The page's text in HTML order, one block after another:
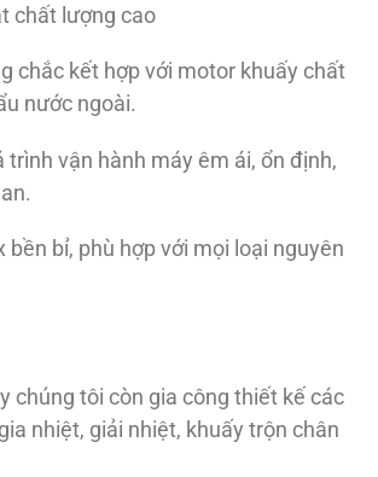
chất lượng cao
chắc kết hợp với motor khuấy chất
nước ngoài.
trình vận hành máy êm ái, ổn định,
bền bỉ, phù hợp với mọi loại nguyên
chúng tôi còn gia công thiết kế các
gia nhiệt, giải nhiệt, khuấy trộn chân